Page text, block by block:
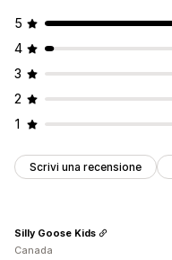
5
4
3
2
1
Scrivi una recensione
Silly Goose Kids
Canada